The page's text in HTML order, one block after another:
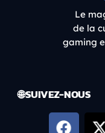
Le
de la
gaming
🌐 SUIVEZ-NOUS